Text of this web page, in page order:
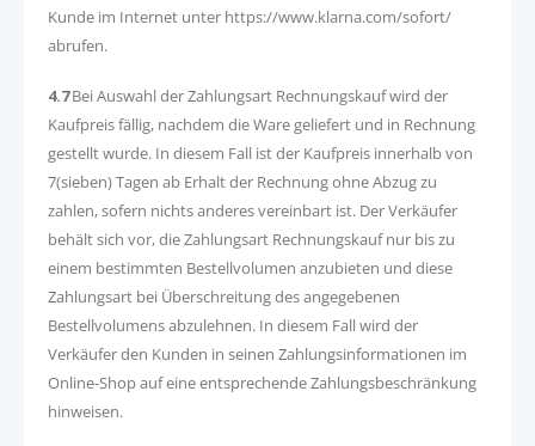
Kunde im Internet unter https://www.klarna.com/sofort/
abrufen.
4.7Bei Auswahl der Zahlungsart Rechnungskauf wird der
Kaufpreis fällig, nachdem die Ware geliefert und in Rechnung
gestellt wurde. In diesem Fall ist der Kaufpreis innerhalb von
7(sieben) Tagen ab Erhalt der Rechnung ohne Abzug zu
zahlen, sofern nichts anderes vereinbart ist. Der Verkäufer
behält sich vor, die Zahlungsart Rechnungskauf nur bis zu
einem bestimmten Bestellvolumen anzubieten und diese
Zahlungsart bei Überschreitung des angegebenen
Bestellvolumens abzulehnen. In diesem Fall wird der
Verkäufer den Kunden in seinen Zahlungsinformationen im
Online-Shop auf eine entsprechende Zahlungsbeschränkung
hinweisen.